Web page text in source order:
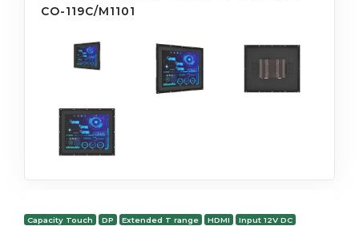
CO-119C/M1101
Capacity Touch DP Extended T range HDMI Input 12V DC